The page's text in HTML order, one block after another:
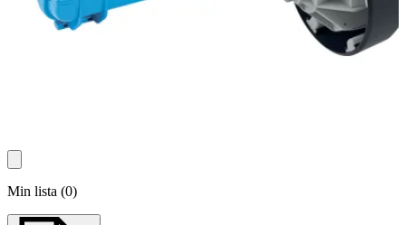
Min lista (0)